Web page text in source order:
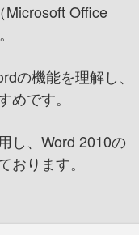
Microsoft Office
の機能を理解し、
です。
し、Word 2010の
ります。